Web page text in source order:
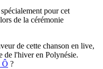
pour cet
de la cérémonie
de cette chanson en live,
de l'hiver en Polynésie.
Ô ?